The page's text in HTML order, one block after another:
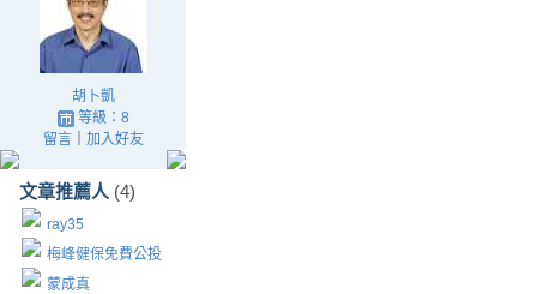
胡卜凱
等級：8
留言｜ 加入好友
文章推薦人 (4)
ray35
梅峰健保免費公投
蒙成真